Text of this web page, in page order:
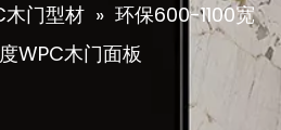
木门型材 » 环保600-1100宽
WPC木门面板